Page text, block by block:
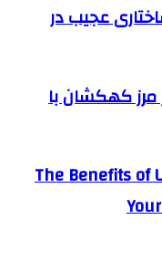
عجیب در
کهکشان با
The Benefits of